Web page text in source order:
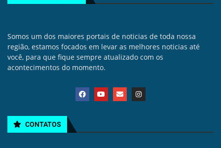
Somos um dos maiores portais de noticias de toda nossa
região, estamos focados em levar as melhores noticias até
você, para que fique sempre atualizado com os
acontecimentos do momento.
CONTATOS